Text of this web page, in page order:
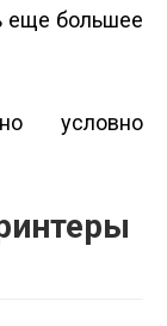
еще большее
условно